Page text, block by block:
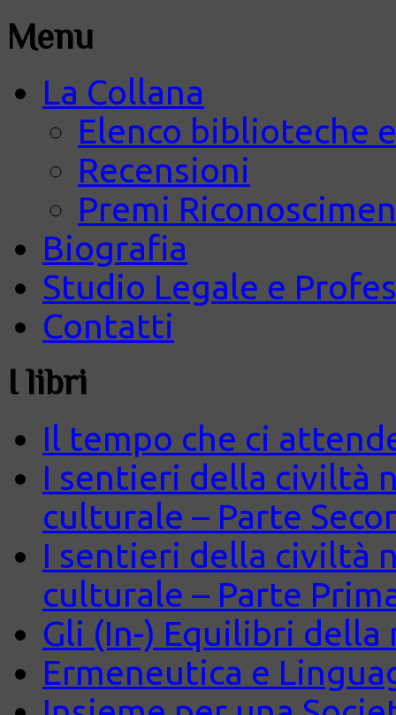
Menu
La Collana
Elenco biblioteche
Recensioni
Premi
Biografia
Studio Legale e
Contatti
I libri
Il tempo che ci
I sentieri della civiltà
culturale – Parte
I sentieri della civiltà
culturale – Parte
Gli (In-) Equilibri della
Ermeneutica e